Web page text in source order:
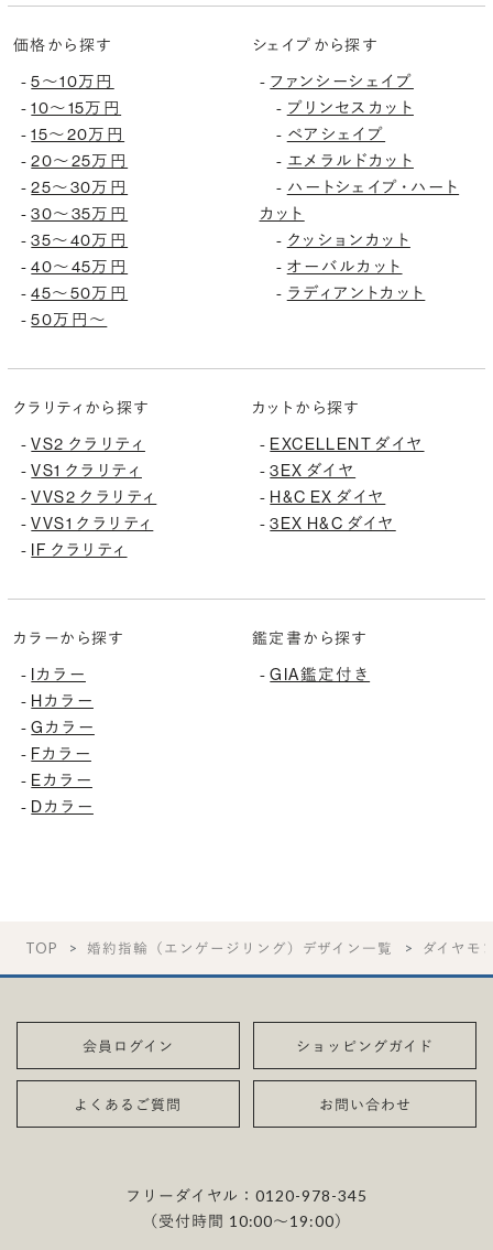
価格から探す
-5〜10万円
-10〜15万円
-15〜20万円
-20〜25万円
-25〜30万円
-30〜35万円
-35〜40万円
-40〜45万円
-45〜50万円
-50万円〜
シェイプから探す
- ファンシーシェイプ
- プリンセスカット
- ペアシェイプ
- エメラルドカット
- ハートシェイプ・ハート
カット
- クッションカット
- オーバルカット
- ラディアントカット
クラリティから探す
-VS2 クラリティ
-VS1 クラリティ
-VVS2 クラリティ
-VVS1 クラリティ
- IF クラリティ
カットから探す
- EXCELLENT ダイヤ
-3EX ダイヤ
- H&C EX ダイヤ
-3EX H&C ダイヤ
カラーから探す
- Iカラー
- Hカラー
-Gカラー
- Fカラー
- Eカラー
- Dカラー
鑑定書から探す
-GIA鑑定付き
TOP 婚約指輪（エンゲージリング）デザイン一覧 ダイヤモ
会員ログイン ショッピングガイド
よくあるご質問 お問い合わせ
フリーダイヤル：0120-978-345
（受付時間 10:00〜19:00）